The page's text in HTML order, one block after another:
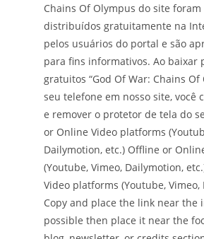
Chains Of Olympus do site
distribuídos gratuitamente na
pelos usuários do portal e são
para fins informativos. Ao baixar
gratuitos “God Of War: Chains Of
seu telefone em nosso site, você
e remover o protetor de tela do
or Online Video platforms
Dailymotion, etc.) Offline or
(Youtube, Vimeo, Dailymotion,
Video platforms (Youtube,
Copy and place the link near the
possible then place it near the